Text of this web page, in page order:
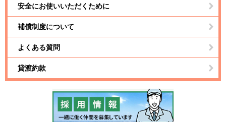
安全にお使いいただくために
補償制度について
よくある質問
貸渡約款